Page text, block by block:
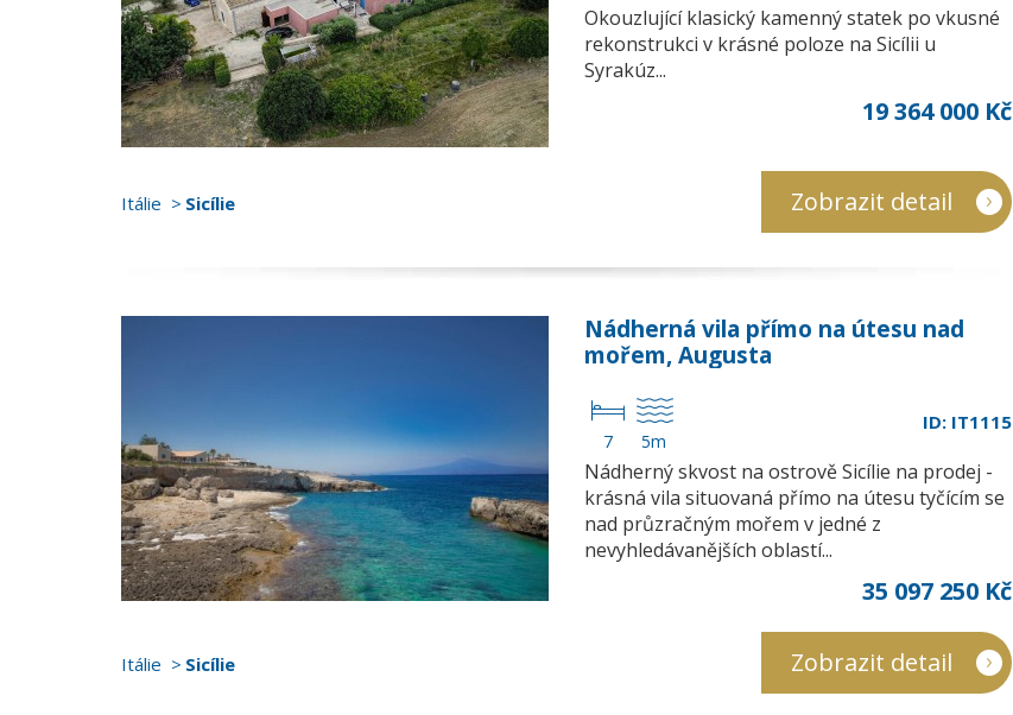
Okouzlující klasický kamenný statek po vkusné
rekonstrukci v krásné poloze na Sicílii u
Syrakúz...
19 364 000 Kč
Itálie Sicílie Zobrazit detail
Nádherná vila přímo na útesu nad
mořem, Augusta
7 5m
ID: IT1115
Nádherný skvost na ostrově Sicílie na prodej -
krásná vila situovaná přímo na útesu tyčícím se
nad průzračným mořem v jedné z
nevyhledávanějších oblastí...
35 097 250 Kč
Itálie Sicílie Zobrazit detail